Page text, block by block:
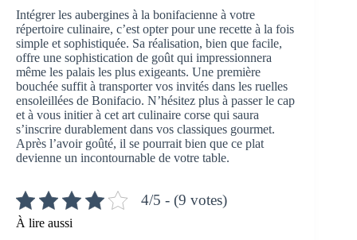
Intégrer les aubergines à la bonifacienne à votre
répertoire culinaire, c’est opter pour une recette à la fois
simple et sophistiquée. Sa réalisation, bien que facile,
offre une sophistication de goût qui impressionnera
même les palais les plus exigeants. Une première
bouchée suffit à transporter vos invités dans les ruelles
ensoleillées de Bonifacio. N’hésitez plus à passer le cap
et à vous initier à cet art culinaire corse qui saura
s’inscrire durablement dans vos classiques gourmet.
Après l’avoir goûté, il se pourrait bien que ce plat
devienne un incontournable de votre table.
4/5 - (9 votes)
À lire aussi